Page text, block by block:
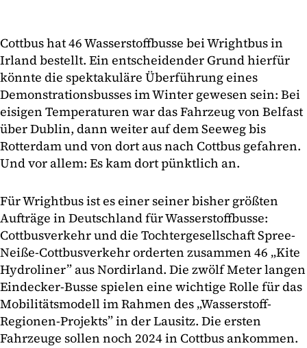
Cottbus hat 46 Wasserstoffbusse bei Wrightbus in
Irland bestellt. Ein entscheidender Grund hierfür
könnte die spektakuläre Überführung eines
Demonstrationsbusses im Winter gewesen sein: Bei
eisigen Temperaturen war das Fahrzeug von Belfast
über Dublin, dann weiter auf dem Seeweg bis
Rotterdam und von dort aus nach Cottbus gefahren.
Und vor allem: Es kam dort pünktlich an.
Für Wrightbus ist es einer seiner bisher größten
Aufträge in Deutschland für Wasserstoffbusse:
Cottbusverkehr und die Tochtergesellschaft Spree-
Neiße-Cottbusverkehr orderten zusammen 46 „Kite
Hydroliner” aus Nordirland. Die zwölf Meter langen
Eindecker-Busse spielen eine wichtige Rolle für das
Mobilitätsmodell im Rahmen des „Wasserstoff-
Regionen-Projekts” in der Lausitz. Die ersten
Fahrzeuge sollen noch 2024 in Cottbus ankommen.